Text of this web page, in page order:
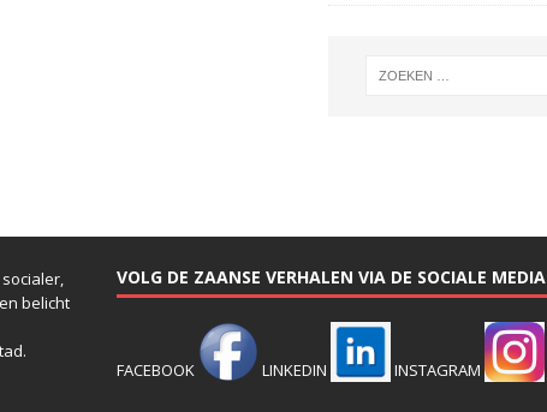
belicht
VOLG DE ZAANSE VERHALEN VIA DE SOCIALE MEDIA
FACEBOOK LINKEDIN INSTAGRAM